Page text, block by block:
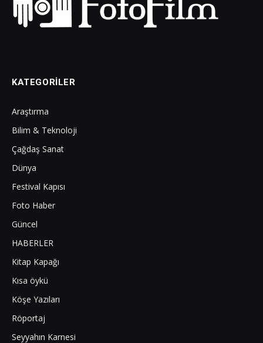
KATEGORILER
Araştırma
Bilim & Teknoloji
Çağdaş Sanat
Dünya
Festival Kapısı
Foto Haber
Güncel
HABERLER
Kitap Kapağı
Kısa öykü
Köşe Yazıları
Röportaj
Seyyahın Karnesi